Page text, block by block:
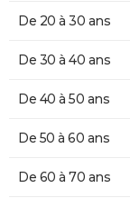
De 20 à 30 ans
De 30 à 40 ans
De 40 à 50 ans
De 50 à 60 ans
De 60 à 70 ans